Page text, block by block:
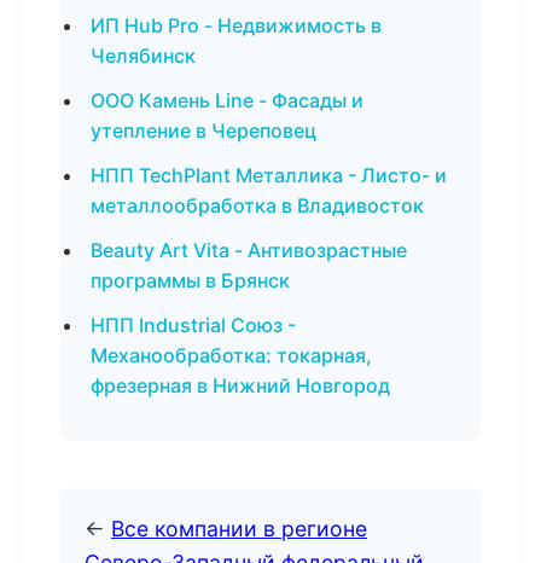
ИП Hub Pro - Недвижимость в
Челябинск
ООО Камень Line - Фасады и
утепление в Череповец
НПП TechPlant Металлика - Листо- и
металлообработка в Владивосток
Beauty Art Vita - Антивозрастные
программы в Брянск
НПП Industrial Союз -
Механообработка: токарная,
фрезерная в Нижний Новгород
← Все компании в регионе